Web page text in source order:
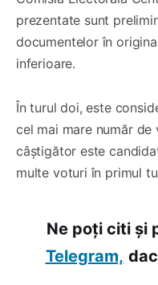
prezentate sunt
documentelor în
inferioare.
În turul doi, este
cel mai mare număr
câștigător este
multe voturi în primul
Ne poți citi și
Telegram,